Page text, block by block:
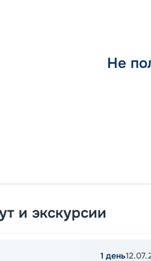
Не
и экскурсии
1 день